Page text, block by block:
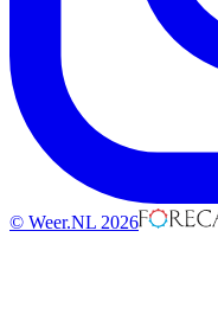
© Weer.NL 2026